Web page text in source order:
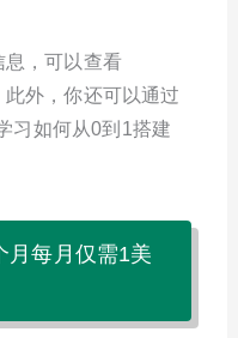
，可以查看
此外，你还可以通过
习如何从0到1搭建
月每月仅需1美